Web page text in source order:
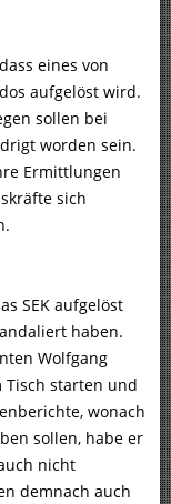
eines von
aufgelöst wird.
sollen bei
worden sein.
Ermittlungen
sich
SEK aufgelöst
haben.
Wolfgang
starten und
wonach
sollen, habe er
nicht
demnach auch